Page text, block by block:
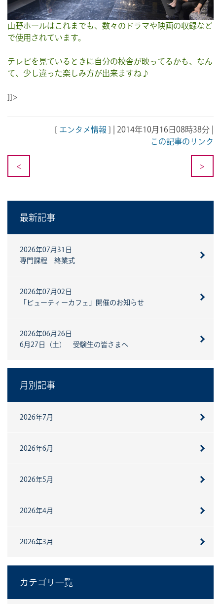
山野ホールはこれまでも、数々のドラマや映画の収録など
で使用されています。
テレビを見ているときに自分の校舎が映ってるかも、なん
て、少し違った楽しみ方が出来ますね♪
]]>
[ エンタメ情報 ] | 2014年10月16日08時38分 |
この記事のリンク
< >
最新記事
2026年07月31日
専門課程 終業式
2026年07月02日
「ビューティーカフェ」開催のお知らせ
2026年06月26日
6月27日（土） 受験生の皆さまへ
月別記事
2026年7月
2026年6月
2026年5月
2026年4月
2026年3月
カテゴリ一覧